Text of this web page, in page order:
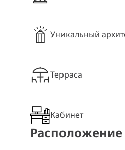
Уникальный
Терраса
Кабинет
Расположение